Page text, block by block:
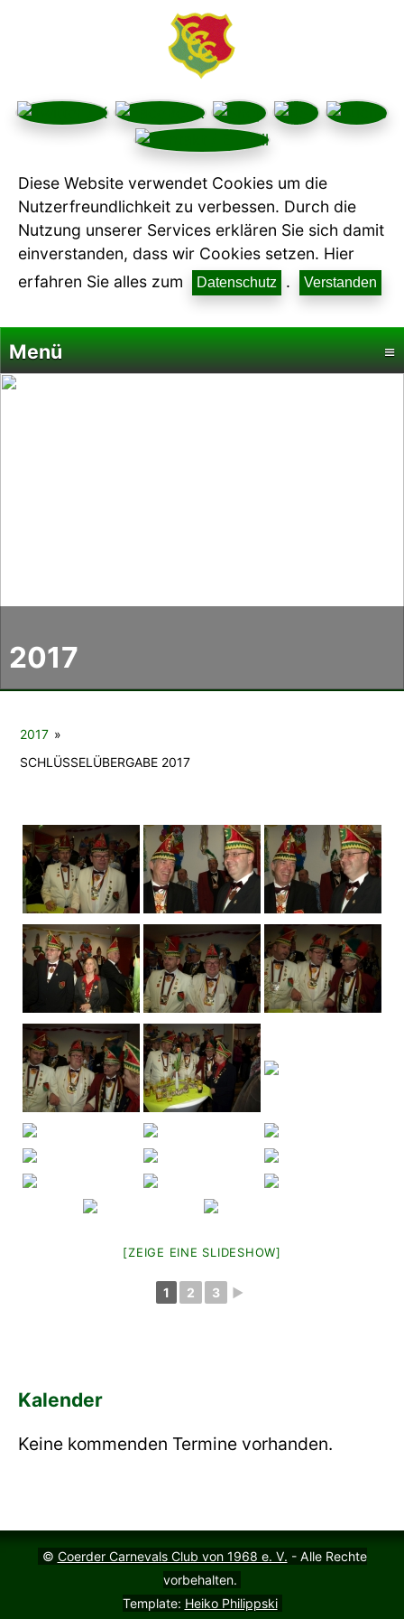
Diese Website verwendet Cookies um die
Nutzerfreundlichkeit zu verbessen. Durch die
Nutzung unserer Services erklären Sie sich damit
einverstanden, dass wir Cookies setzen. Hier
erfahren Sie alles zum
Datenschutz . Verstanden
Menü ≡
Videos
Mitmachen
Pressearchiv
2017
2017 »
SCHLÜSSELÜBERGABE 2017
[ZEIGE EINE SLIDESHOW]
1 2 3 ►
Kalender
Keine kommenden Termine vorhanden.
© Coerder Carnevals Club von 1968 e. V. - Alle Rechte
vorbehalten.
Template: Heiko Philippski